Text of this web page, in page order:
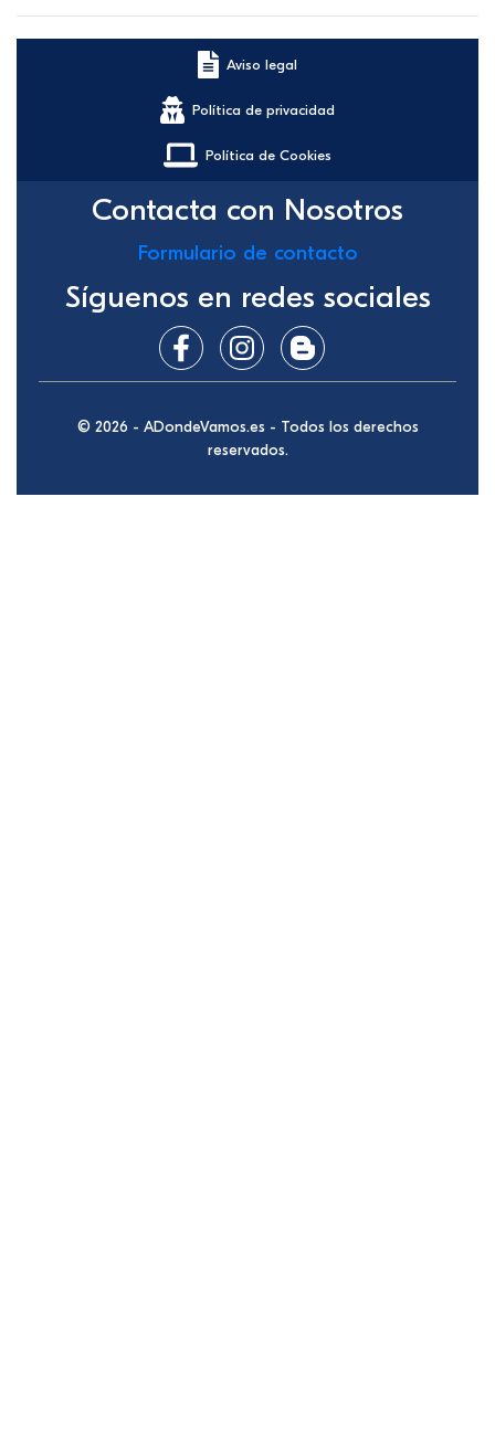
Aviso legal
Política de privacidad
Política de Cookies
Contacta con Nosotros
Formulario de contacto
Síguenos en redes sociales
© 2026 - ADondeVamos.es - Todos los derechos
reservados.